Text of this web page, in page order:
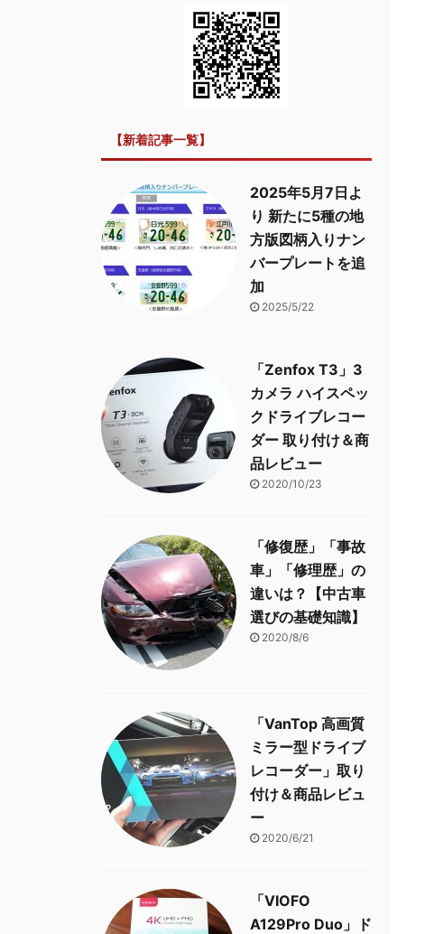
【新着記事一覧】
2025年5月7日よ
り 新たに5種の地
方版図柄入りナン
バープレートを追
加
2025/5/22
「Zenfox T3」3
カメラ ハイスペッ
クドライブレコー
ダー 取り付け＆商
品レビュー
2020/10/23
「修復歴」「事故
車」「修理歴」の
違いは？【中古車
選びの基礎知識】
2020/8/6
「VanTop 高画質
ミラー型ドライブ
レコーダー」取り
付け＆商品レビュ
ー
2020/6/21
「VIOFO
A129Pro Duo」ド